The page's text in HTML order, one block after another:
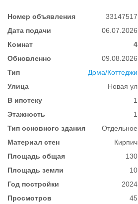
Номер объявления
33147517
Дата подачи
06.07.2026
Комнат
4
Обновленно
09.08.2026
Тип
Дома/Коттеджи
Улица
Новая ул
В ипотеку
1
Этажность
1
Тип основного здания
Отдельное
Материал стен
Кирпич
Площадь общая
130
Площадь земли
10
Год постройки
2024
Просмотров
45